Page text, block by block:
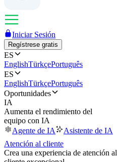
Iniciar Sesión
Regístrese gratis
ES
EnglishTürkçePortuguês
ES
EnglishTürkçePortuguês
Oportunidades
IA
Aumenta el rendimiento del
equipo con IA
Agente de IA
Asistente de IA
Atención al cliente
Crea una experiencia de atención al